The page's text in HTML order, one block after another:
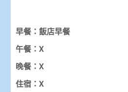
早餐：飯店早餐
午餐：X
晚餐：X
住宿：X